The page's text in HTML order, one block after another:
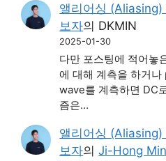
앨리어싱
보자의 DKMIN
2025-01-30
다만 포스팅에 적어놓
에 대해 계측을 하거
wave를 계측하면 DC
즘은…
앨리어싱
보자의Ji-Hong Min